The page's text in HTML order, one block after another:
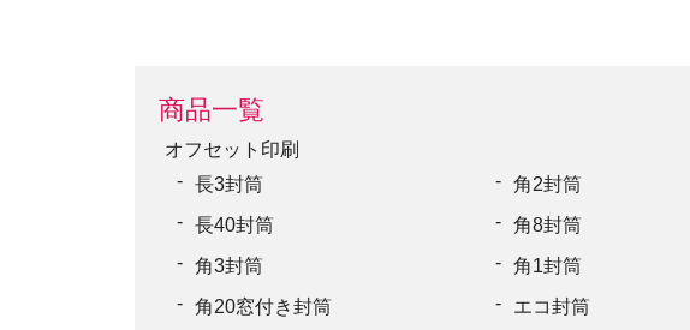
商品一覧
オフセット印刷
長3封筒
角2封筒
長40封筒
角8封筒
角3封筒
角1封筒
角20窓付き封筒
エコ封筒